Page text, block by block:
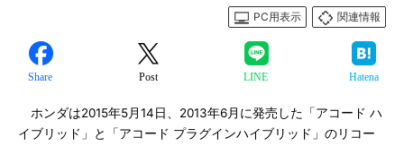
PC用表示
関連情報
Share Post LINE Hatena
ホンダは2015年5月14日、2013年6月に発売した「アコード ハ
イブリッド」と「アコード プラグインハイブリッド」のリコー